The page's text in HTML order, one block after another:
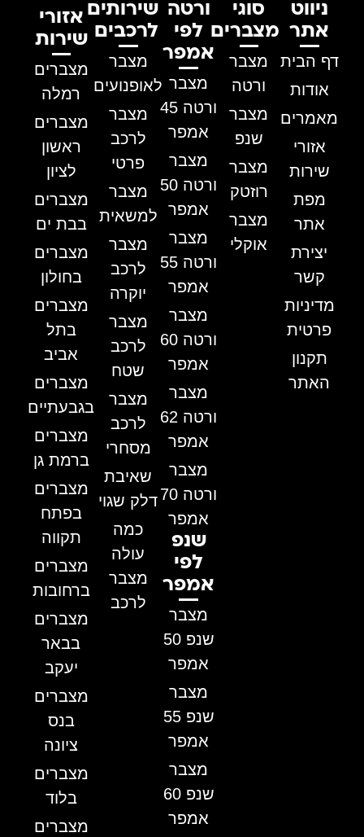
ניווט
אתר
דף הבית
אודות
מאמרים
אזורי
שירות
מפת
אתר
יצירת
קשר
מדיניות
פרטית
תקנון
האתר
סוגי
מצברים
מצבר
ורטה
מצבר
שנפ
מצבר
רוזטק
מצבר
אוקלי
ורטה
לפי
אמפר
מצבר
ורטה 45
אמפר
מצבר
ורטה 50
אמפר
מצבר
ורטה 55
אמפר
מצבר
ורטה 60
אמפר
מצבר
ורטה 62
אמפר
מצבר
ורטה 70
אמפר
שנפ
לפי
אמפר
מצבר
שנפ 50
אמפר
מצבר
שנפ 55
אמפר
מצבר
שנפ 60
אמפר
שירותים
לרכבים
מצבר
לאופנועים
מצבר
לרכב
פרטי
מצבר
למשאית
מצבר
לרכב
יוקרה
מצבר
לרכב
שטח
מצבר
לרכב
מסחרי
שאיבת
דלק שגוי
כמה
עולה
מצבר
לרכב
אזורי
שירות
מצברים
רמלה
מצברים
ראשון
לציון
מצברים
בבת ים
מצברים
בחולון
מצברים
בתל
אביב
מצברים
בגבעתיים
מצברים
ברמת גן
מצברים
בפתח
תקווה
מצברים
ברחובות
מצברים
בבאר
יעקב
מצברים
בנס
ציונה
מצברים
בלוד
מצברים